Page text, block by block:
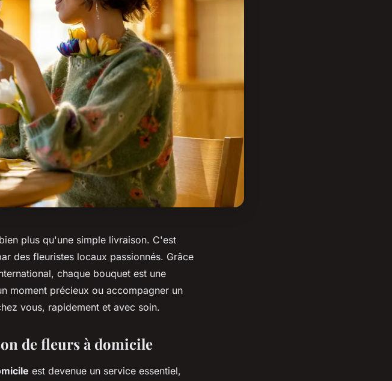
plus qu'une simple livraison. C'est
des fleuristes locaux passionnés. Grâce
chaque bouquet est une
moment précieux ou accompagner un
vous, rapidement et avec soin.
de fleurs à domicile
est devenue un service essentiel,